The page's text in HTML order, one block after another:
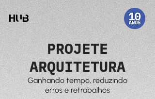
PROJETE
ARQUITETURA
Ganhando tempo, reduzindo
erros e retrabalhos